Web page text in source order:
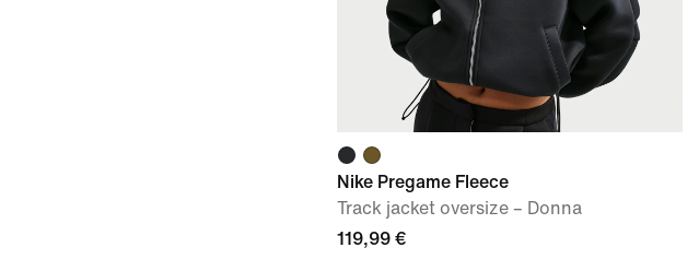
Nike Pregame Fleece
Track jacket oversize – Donna
119,99 €